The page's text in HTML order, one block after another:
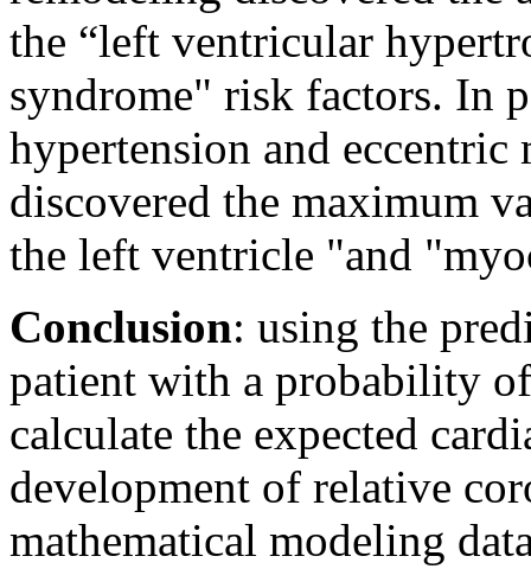
the “left ventricular
syndrome" risk factors. In
hypertension and
discovered the maximum
the left ventricle "and
Conclusion: using the
patient with a probability
calculate the expected
development of relative
mathematical modeling